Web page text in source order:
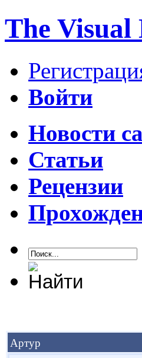
The Visual
Войти
Новости
Статьи
Рецензии
Артур